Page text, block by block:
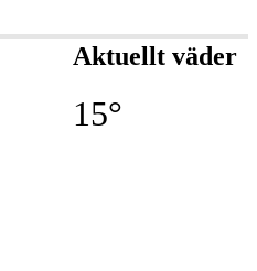
Aktuellt väder
15°